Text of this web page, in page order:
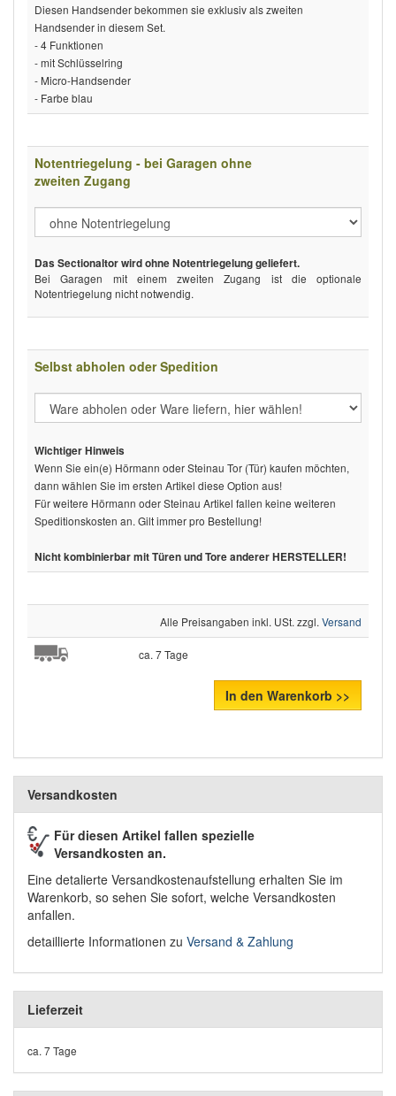
Diesen Handsender bekommen sie exklusiv als zweiten
Handsender in diesem Set.
- 4 Funktionen
- mit Schlüsselring
- Micro-Handsender
- Farbe blau
Notentriegelung - bei Garagen ohne
zweiten Zugang
Das Sectionaltor wird ohne Notentriegelung geliefert.
Bei Garagen mit einem zweiten Zugang ist die optionale
Notentriegelung nicht notwendig.
Selbst abholen oder Spedition
Wichtiger Hinweis
Wenn Sie ein(e) Hörmann oder Steinau Tor (Tür) kaufen möchten,
dann wählen Sie im ersten Artikel diese Option aus!
Für weitere Hörmann oder Steinau Artikel fallen keine weiteren
Speditionskosten an. Gilt immer pro Bestellung!
Nicht kombinierbar mit Türen und Tore anderer HERSTELLER!
Alle Preisangaben inkl. USt. zzgl. Versand
ca. 7 Tage
In den Warenkorb >>
Versandkosten
Für diesen Artikel fallen spezielle
Versandkosten an.
Eine detalierte Versandkostenaufstellung erhalten Sie im
Warenkorb, so sehen Sie sofort, welche Versandkosten
anfallen.
detaillierte Informationen zu Versand & Zahlung
Lieferzeit
ca. 7 Tage